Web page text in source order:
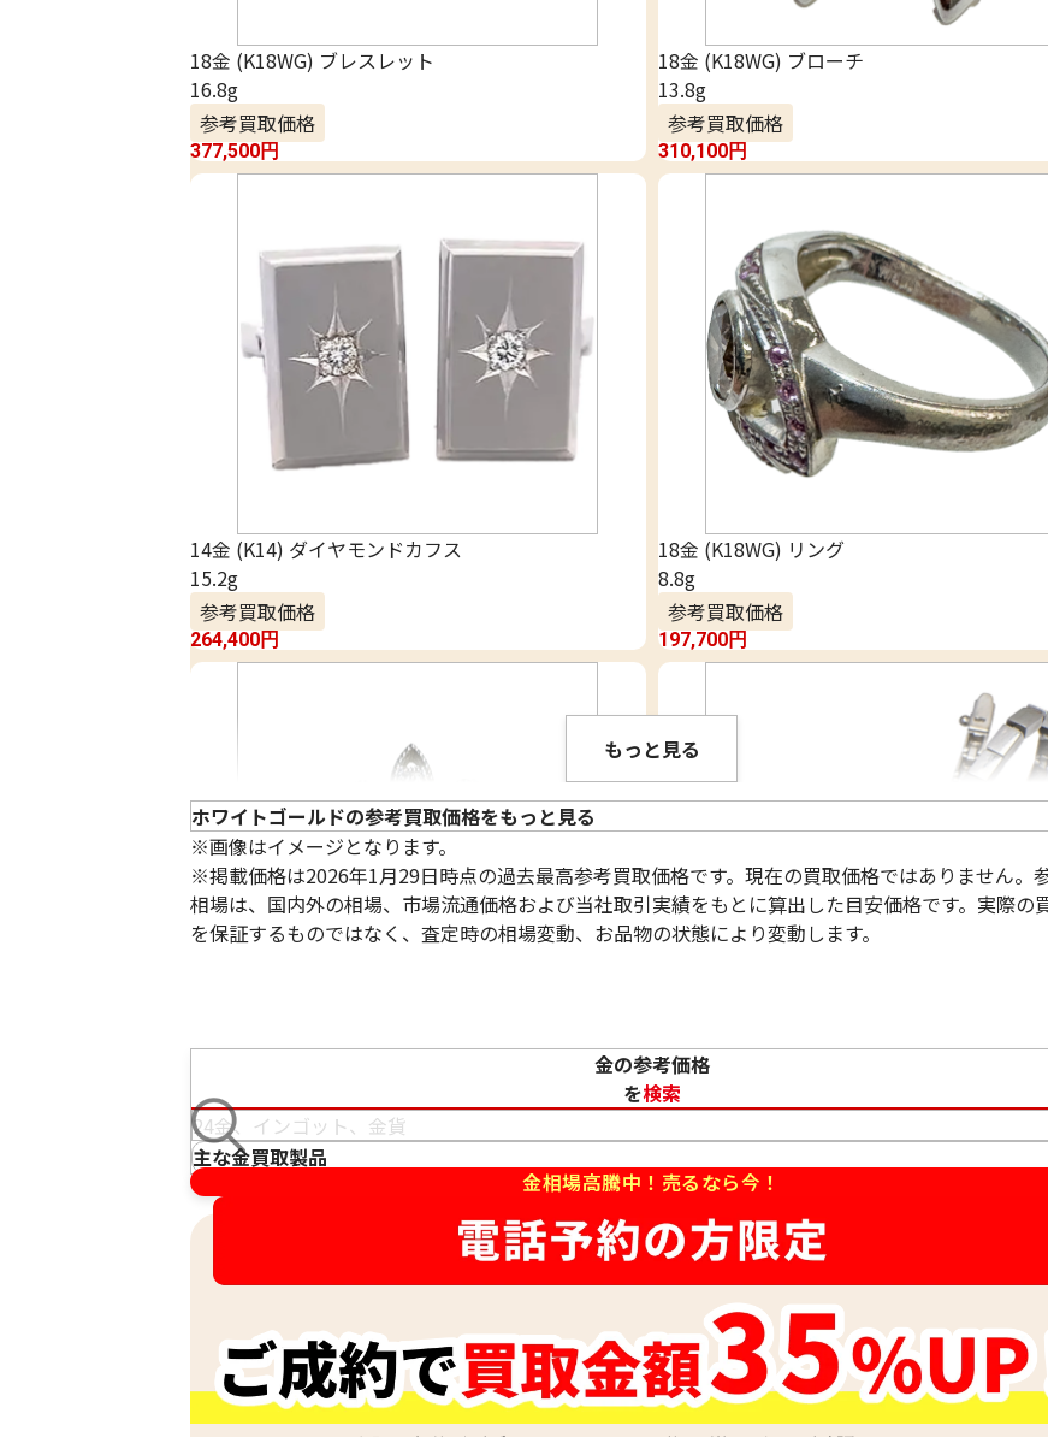
18金 (K18WG) ブレスレット
16.8g
参考買取価格
377,500円
18金 (K18WG) ブローチ
13.8g
参考買取価格
310,100円
14金 (K14) ダイヤモンドカフス
15.2g
参考買取価格
264,400円
18金 (K18WG) リング
8.8g
参考買取価格
197,700円
参考買取価格
166,200円
13.5g
参考買取価格
もっと見る
ホワイトゴールドの参考買取価格をもっと見る
※画像はイメージとなります。
※掲載価格は2026年1月29日時点の過去最高参考買取価格です。現在の買取価格ではありません。
相場は、国内外の相場、市場流通価格および当社取引実績をもとに算出した目安価格です。実際の
を保証するものではなく、査定時の相場変動、お品物の状態により変動します。
金の参考価格
を検索
主な金買取製品
金相場高騰中！売るなら今！